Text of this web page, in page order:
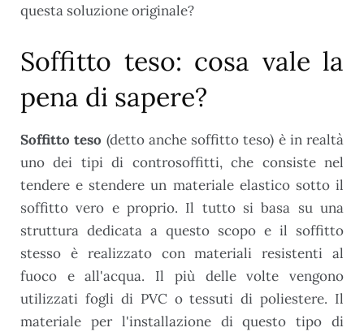
questa soluzione originale?
Soffitto teso: cosa vale la
pena di sapere?
Soffitto teso (detto anche soffitto teso) è in realtà
uno dei tipi di controsoffitti, che consiste nel
tendere e stendere un materiale elastico sotto il
soffitto vero e proprio. Il tutto si basa su una
struttura dedicata a questo scopo e il soffitto
stesso è realizzato con materiali resistenti al
fuoco e all'acqua. Il più delle volte vengono
utilizzati fogli di PVC o tessuti di poliestere. Il
materiale per l'installazione di questo tipo di